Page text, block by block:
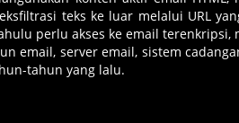
teks ke luar melalui URL
perlu akses ke email terenkripsi,
email, server email, sistem
tahun yang lalu.